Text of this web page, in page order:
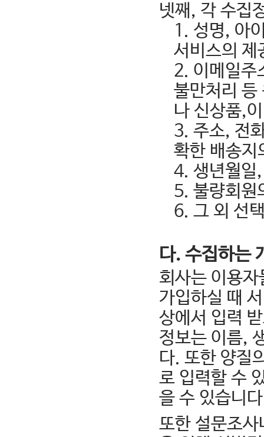
넷째, 각 수집
1. 성명, 아
서비스의 제
2. 이메일주
불만처리 등
나 신상품,
3. 주소, 전
확한 배송지
4. 생년월일
5. 불량회원
6. 그 외 선
다. 수집하는
회사는 이용
가입하실 때
상에서 입력
정보는 이름,
다. 또한 양질
로 입력할 수
을 수 있습니
또한 설문조